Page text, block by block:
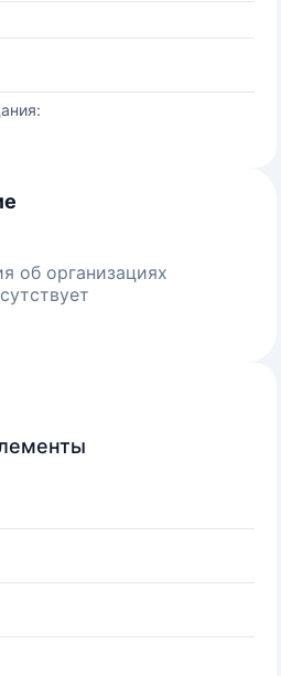
об организациях